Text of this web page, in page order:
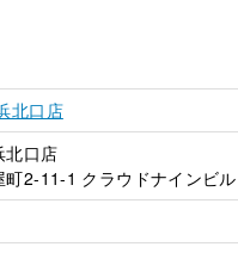
北口店
北口店
2-11-1 クラウドナインビル